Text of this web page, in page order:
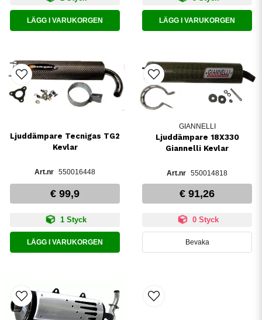
LÄGG I VARUKORGEN LÄGG I VARUKORGEN
Ljuddämpare Tecnigas TG2
Kevlar
550016448
€ 99,9
1 Styck
LÄGG I VARUKORGEN
GIANNELLI
Ljuddämpare 18X330
Giannelli Kevlar
550014818
€ 91,26
0 Styck
Bevaka